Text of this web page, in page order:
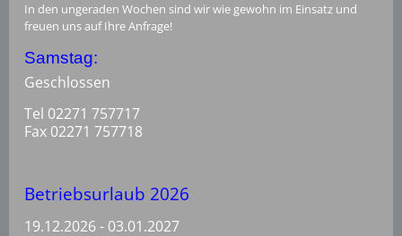
In den ungeraden Wochen sind wir wie gewohn im Einsatz und
freuen uns auf Ihre Anfrage!
Samstag:
Geschlossen
Tel 02271 757717
Fax 02271 757718
Betriebsurlaub 2026
19.12.2026 - 03.01.2027